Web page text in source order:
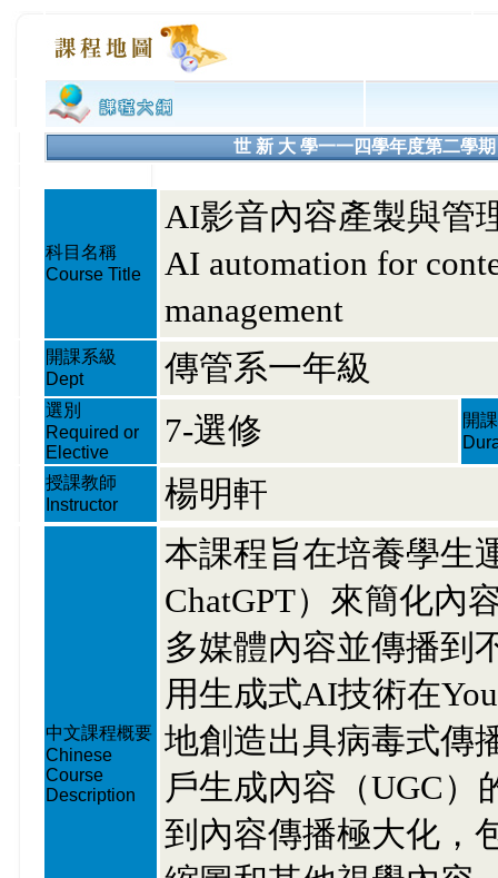
世 新 大 學一一四學年度第二學
科目名稱
Course Title
AI影音內容產製與管
AI automation for
management
開課系級
Dept
傳管系一年級
選別
Required or
Elective
7-選修
開
授課教師
Instructor
楊明軒
中文課程概要
Chinese
Course
Description
本課程旨在培養學生
ChatGPT）來簡化內
多媒體內容並傳播到
用生成式AI技術在
地創造出具病毒式傳
戶生成內容（UGC）
到內容傳播極大化，